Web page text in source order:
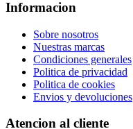
Informacion
Sobre nosotros
Nuestras marcas
Condiciones generales
Politica de privacidad
Politica de cookies
Envios y devoluciones
Atencion al cliente